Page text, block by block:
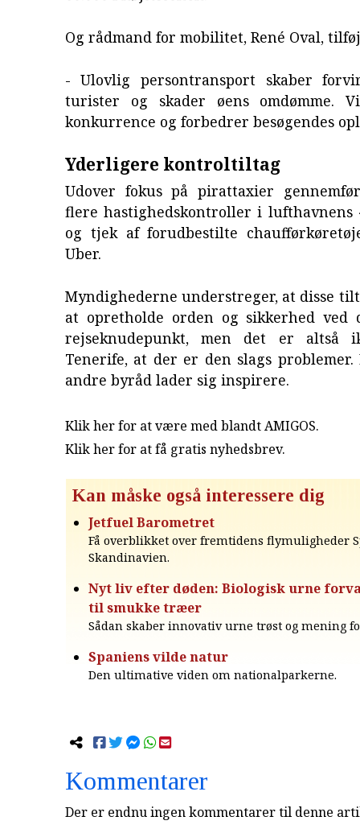
Og rådmand for mobilitet, René Oval,
- Ulovlig persontransport skaber
turister og skader øens omdømme.
konkurrence og forbedrer besøgendes
Yderligere kontroltiltag
Udover fokus på pirattaxier
flere hastighedskontroller i lufthavnens
og tjek af forudbestilte
Uber.
Myndighederne understreger, at disse
at opretholde orden og sikkerhed ved
rejseknudepunkt, men det er altså
Tenerife, at der er den slags problemer.
andre byråd lader sig inspirere.
Klik her for at være med blandt AMIGOS.
Klik her for at få gratis nyhedsbrev.
Kan måske også interessere dig
Jetfuel Barometret
Få overblikket over fremtidens flymuligheder
Skandinavien.
Nyt liv efter døden: Biologisk urne
til smukke træer
Sådan skaber innovativ urne trøst og mening
Spaniens vilde natur
Den ultimative viden om nationalparkerne.
Kommentarer
Der er endnu ingen kommentarer til denne